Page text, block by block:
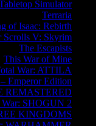
Simulator
Terraria
of Isaac: Rebirth
Scrolls V: Skyrim
The Escapists
This War of Mine
War: ATTILA
Emperor Edition
REMASTERED
War: SHOGUN 2
KINGDOMS